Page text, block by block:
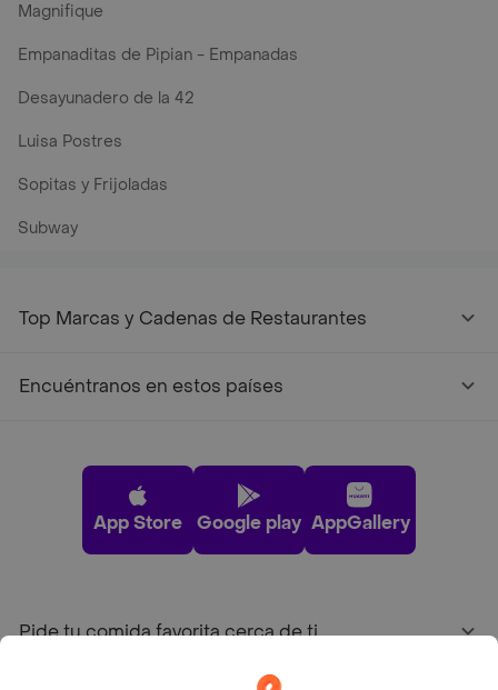
Magnifique
Empanaditas de Pipian - Empanadas
Desayunadero de la 42
Luisa Postres
Sopitas y Frijoladas
Subway
Top Marcas y Cadenas de Restaurantes
Encuéntranos en estos países
App Store Google play AppGallery
Pide tu comida favorita cerca de ti